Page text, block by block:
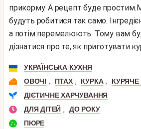
прикорму. А рецепт буде
будуть робитися так само.
а потім перемелюють. Тому вам
дізнатися про те, як приготувати
УКРАЇНСЬКА КУХНЯ
ОВОЧІ , ПТАХ , КУРКА , КУРЯЧЕ
ДІЄТИЧНЕ ХАРЧУВАННЯ
ДЛЯ ДІТЕЙ ,
ДО РОКУ
ПЮРЕ